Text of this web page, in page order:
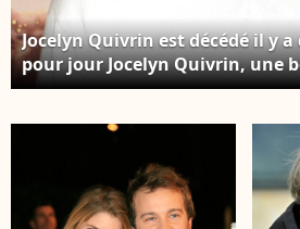
Jocelyn Quivrin est décédé il y
pour jour Jocelyn Quivrin, une
cinéma français